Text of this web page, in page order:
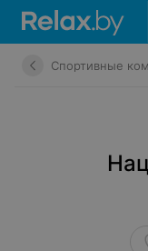
Спортивные